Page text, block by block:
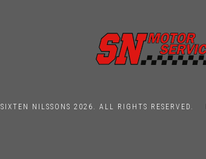
SIXTEN NILSSONS 2026. ALL RIGHTS RESERVED.